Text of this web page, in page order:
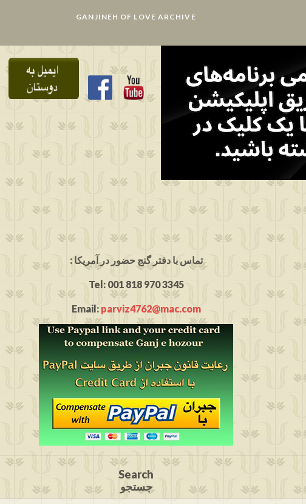
GANJINEH OF LOVE ARCHIVE
: تماس با دفتر گنج حضور در آمریکا
Tel: 001 818 970 3345
Email: parviz4762@mac.com
Search
جستجو